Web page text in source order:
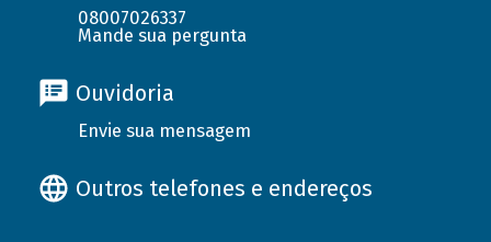
08007026337
Mande sua pergunta
Ouvidoria
Envie sua mensagem
Outros telefones e endereços